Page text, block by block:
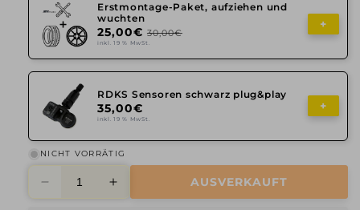
Erstmontage-Paket, aufziehen und
wuchten
25,00€ 30,00€
inkl. 19 % MwSt.
+
RDKS Sensoren schwarz plug&play
35,00€
inkl. 19 % MwSt.
+
NICHT VORRÄTIG
Verringere
Erhöhe
AUSVERKAUFT